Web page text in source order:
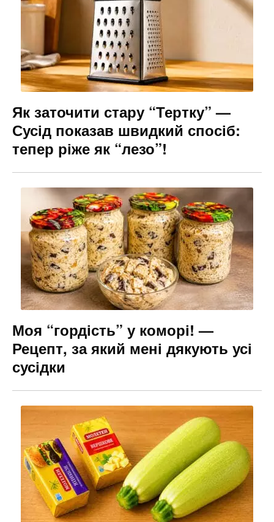
Як заточити стару “Тертку” —
Сусід показав швидкий спосіб:
тепер ріже як “лезо”!
Моя “гордість” у коморі! —
Рецепт, за який мені дякують усі
сусідки